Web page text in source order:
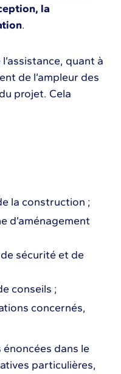
la
.
quant à
de l’ampleur des
projet. Cela
la construction ;
d’aménagement
sécurité et de
conseils ;
concernés,
dans le
particulières,